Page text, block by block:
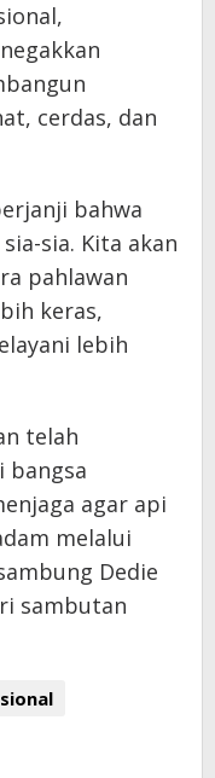
cerdas, dan
bahwa
sia. Kita akan
pahlawan
keras,
lebih
telah
bangsa
agar api
melalui
Dedie
sambutan